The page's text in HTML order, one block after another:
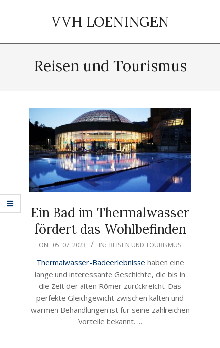
VVH LOENINGEN
NavigationReisen und Tourismus
Ein Bad im Thermalwasser
fördert das Wohlbefinden
2023-
05
ON: 05. 07. 2023 IN: REISEN UND TOURISMUS
Thermalwasser-Badeerlebnisse haben eine
lange und interessante Geschichte, die bis in
die Zeit der alten Römer zurückreicht. Das
perfekte Gleichgewicht zwischen kalten und
warmen Behandlungen ist für seine zahlreichen
Vorteile bekannt. …